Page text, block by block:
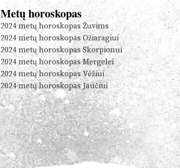
Metų horoskopas
2024 metų horoskopas Žuvims
2024 metų horoskopas Ožiaragiui
2024 metų horoskopas Skorpionui
2024 metų horoskopas Mergelei
2024 metų horoskopas Vėžiui
2024 metų horoskopas Jaučiui